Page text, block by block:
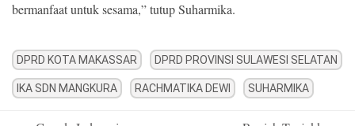
bermanfaat untuk sesama,” tutup Suharmika.
DPRD KOTA MAKASSAR DPRD PROVINSI SULAWESI SELATAN
IKA SDN MANGKURA RACHMATIKA DEWI SUHARMIKA